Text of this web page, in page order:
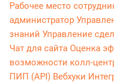
Рабочее место
администратор
знаний Управление
Чат для сайта Оценка
возможности колл-
ПИП (API) Вебхуки